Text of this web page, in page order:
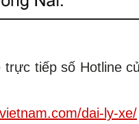
trực tiếp số Hotline
dai-ly-xe/